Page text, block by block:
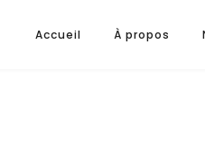
Accueil À propos